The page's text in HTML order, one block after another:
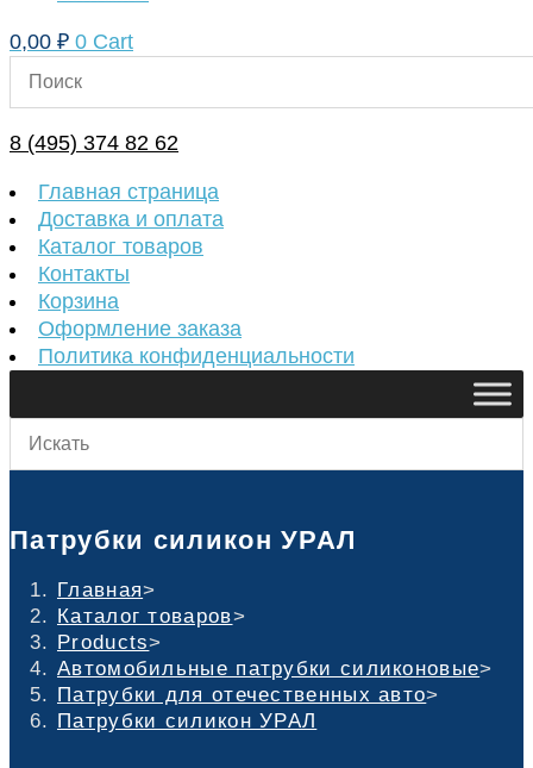
0,00 ₽ 0 Cart
8 (495) 374 82 62
Главная страница
Доставка и оплата
Каталог товаров
Контакты
Корзина
Оформление заказа
Политика конфиденциальности
Патрубки силикон УРАЛ
Главная>
Каталог товаров>
Products>
Автомобильные патрубки силиконовые>
Патрубки для отечественных авто>
Патрубки силикон УРАЛ